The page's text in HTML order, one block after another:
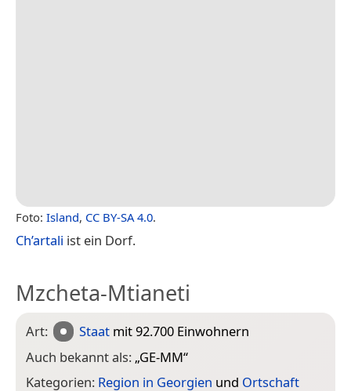
Foto: Island, CC BY-SA 4.0.
Ch’artali ist ein Dorf.
Mzcheta-Mtianeti
Art: Staat mit 92.700 Einwohnern
Auch bekannt als: „GE-MM“
Kategorien: Region in Georgien und Ortschaft